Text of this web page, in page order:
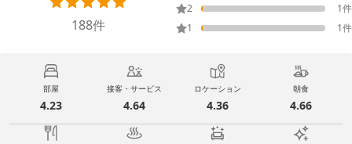
188件
2
1件
1
1件
部屋
4.23
接客・サービス
4.64
ロケーション
4.36
朝食
4.66